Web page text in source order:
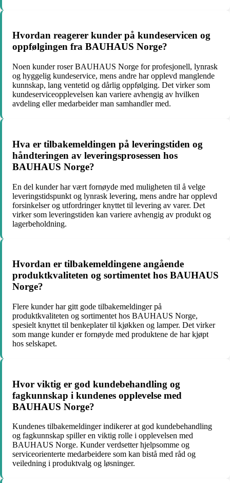
Hvordan reagerer kunder på kundeservicen og
oppfølgingen fra BAUHAUS Norge?
Noen kunder roser BAUHAUS Norge for profesjonell, lynrask
og hyggelig kundeservice, mens andre har opplevd manglende
kunnskap, lang ventetid og dårlig oppfølging. Det virker som
kundeserviceopplevelsen kan variere avhengig av hvilken
avdeling eller medarbeider man samhandler med.
Hva er tilbakemeldingen på leveringstiden og
håndteringen av leveringsprosessen hos
BAUHAUS Norge?
En del kunder har vært fornøyde med muligheten til å velge
leveringstidspunkt og lynrask levering, mens andre har opplevd
forsinkelser og utfordringer knyttet til levering av varer. Det
virker som leveringstiden kan variere avhengig av produkt og
lagerbeholdning.
Hvordan er tilbakemeldingene angående
produktkvaliteten og sortimentet hos BAUHAUS
Norge?
Flere kunder har gitt gode tilbakemeldinger på
produktkvaliteten og sortimentet hos BAUHAUS Norge,
spesielt knyttet til benkeplater til kjøkken og lamper. Det virker
som mange kunder er fornøyde med produktene de har kjøpt
hos selskapet.
Hvor viktig er god kundebehandling og
fagkunnskap i kundenes opplevelse med
BAUHAUS Norge?
Kundenes tilbakemeldinger indikerer at god kundebehandling
og fagkunnskap spiller en viktig rolle i opplevelsen med
BAUHAUS Norge. Kunder verdsetter hjelpsomme og
serviceorienterte medarbeidere som kan bistå med råd og
veiledning i produktvalg og løsninger.